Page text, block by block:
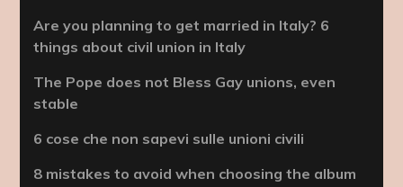
Are you planning to get married in Italy? 6
things about civil union in Italy
The Pope does not Bless Gay unions, even
stable
6 cose che non sapevi sulle unioni civili
8 mistakes to avoid when choosing the album